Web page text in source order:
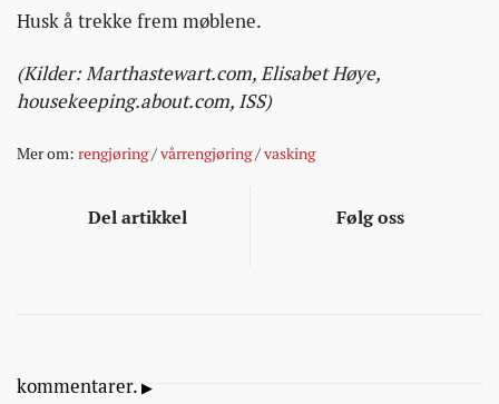
Husk å trekke frem møblene.
(Kilder: Marthastewart.com, Elisabet Høye,
housekeeping.about.com, ISS)
Mer om: rengjøring/vårrengjøring/vasking
Del artikkel Følg oss
kommentarer.